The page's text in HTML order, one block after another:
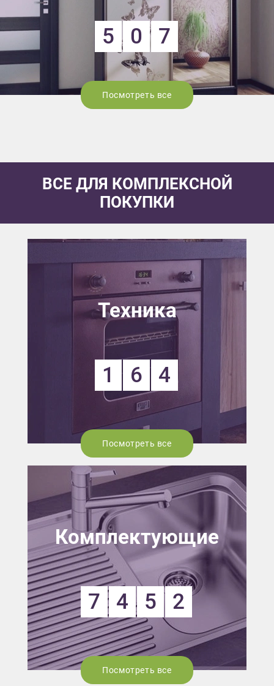
5 0 7
Посмотреть все
ВСЕ ДЛЯ КОМПЛЕКСНОЙ
ПОКУПКИ
Техника
1 6 4
Посмотреть все
Комплектующие
7 4 5 2
Посмотреть все